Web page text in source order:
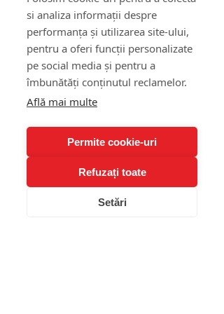
si analiza informații despre
performanța și utilizarea site-ului,
pentru a oferi funcții personalizate
pe social media și pentru a
îmbunătăți conținutul reclamelor.
Află mai multe
Permite cookie-uri
Refuzați toate
Setări
pentru companii - servicii personalizate
nevoilor fiecărui client corporate.
Alege psihologul
Clienți B2B - Servicii
psihologice & Profiling